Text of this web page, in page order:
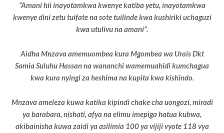
“Amani hii inayotamkwa kwenye katiba yetu, inayotamkwa
kwenye dini zetu tuifate na sote tuilinde kwa kushiriki uchaguzi
kwa utulivu na amani”.
Aidha Mnzava amemuombea kura Mgombea wa Urais Dkt
Samia Suluhu Hassan na wananchi wamemuahidi kumchagua
kwa kura nyingi za heshima na kupita kwa kishindo.
Mnzava ameleza kuwa katika kipindi chake cha uongozi, miradi
ya barabara, nishati, afya na elimu imepiga hatua kubwa,
akibainisha kuwa zaidi ya asilimia 100 ya vijiji vyote 118 vya